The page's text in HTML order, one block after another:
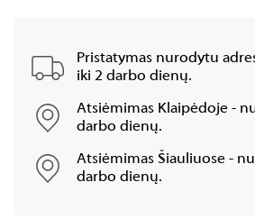
Pristatymas nurodytu
iki 2 darbo dienų.
Atsiėmimas Klaipėdoje -
darbo dienų.
Atsiėmimas Šiauliuose -
darbo dienų.